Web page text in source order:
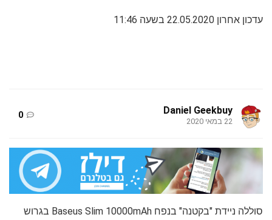
עדכון אחרון 22.05.2020 בשעה 11:46
Daniel Geekbuy
22 במאי 2020
0
סוללה ניידת "בקטנה" בנפח Baseus Slim 10000mAh בגרוש